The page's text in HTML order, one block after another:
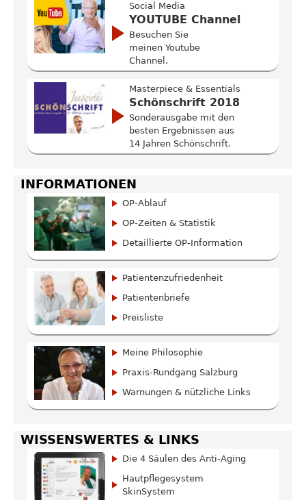
Social Media
YOUTUBE Channel
Besuchen Sie
meinen Youtube
Channel.
Masterpiece & Essentials
Schönschrift 2018
Sonderausgabe mit den
besten Ergebnissen aus
14 Jahren Schönschrift.
INFORMATIONEN
OP-Ablauf
OP-Zeiten & Statistik
Detaillierte OP-Information
Patientenzufriedenheit
Patientenbriefe
Preisliste
Meine Philosophie
Praxis-Rundgang Salzburg
Warnungen & nützliche Links
WISSENSWERTES & LINKS
Die 4 Säulen des Anti-Aging
Hautpflegesystem
SkinSystem